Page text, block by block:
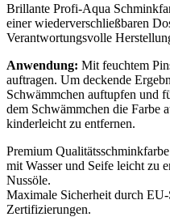
Brillante Profi-Aqua
einer wiederverschließbaren
Verantwortungsvolle
Anwendung: Mit feuchtem
auftragen. Um deckende
Schwämmchen auftupfen und
dem Schwämmchen die Farbe
kinderleicht zu entfernen.
Premium
mit Wasser und Seife leicht zu
Nussöle.
Maximale Sicherheit durch
Zertifizierungen.